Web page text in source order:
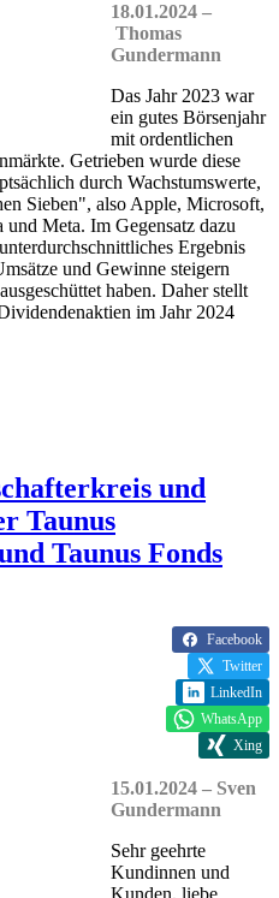
18.01.2024 –
Thomas
Gundermann
Das Jahr 2023 war
ein gutes Börsenjahr
mit ordentlichen
Getrieben wurde diese
durch Wachstumswerte,
Sieben", also Apple, Microsoft,
Meta. Im Gegensatz dazu
Ergebnis
und Gewinne steigern
haben. Daher stellt
im Jahr 2024
und
Taunus
Taunus Fonds
Facebook
Twitter
LinkedIn
WhatsApp
Xing
15.01.2024 – Sven
Gundermann
Sehr geehrte
Kundinnen und